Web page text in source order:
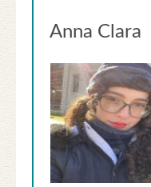
Anna Clara